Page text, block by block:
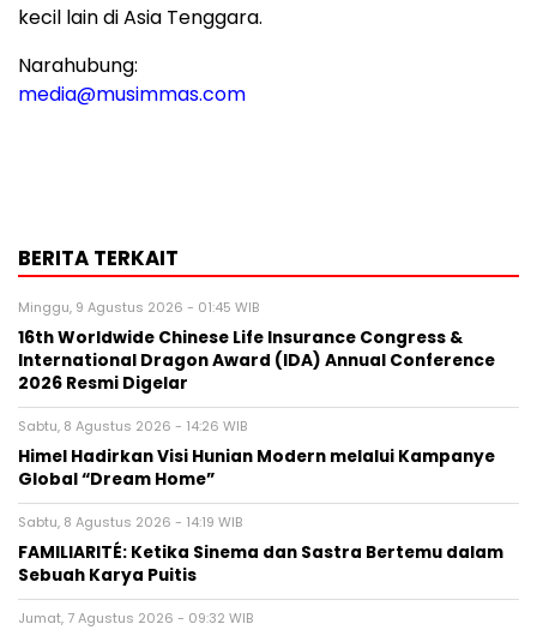
kecil lain di Asia Tenggara.
Narahubung:
media@musimmas.com
BERITA TERKAIT
Minggu, 9 Agustus 2026 - 01:45 WIB
16th Worldwide Chinese Life Insurance Congress &
International Dragon Award (IDA) Annual Conference
2026 Resmi Digelar
Sabtu, 8 Agustus 2026 - 14:26 WIB
Himel Hadirkan Visi Hunian Modern melalui Kampanye
Global “Dream Home”
Sabtu, 8 Agustus 2026 - 14:19 WIB
FAMILIARITÉ: Ketika Sinema dan Sastra Bertemu dalam
Sebuah Karya Puitis
Jumat, 7 Agustus 2026 - 09:32 WIB